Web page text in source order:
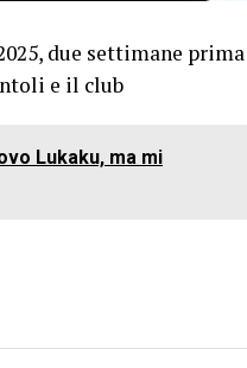
due settimane prima
e il club
Lukaku, ma mi